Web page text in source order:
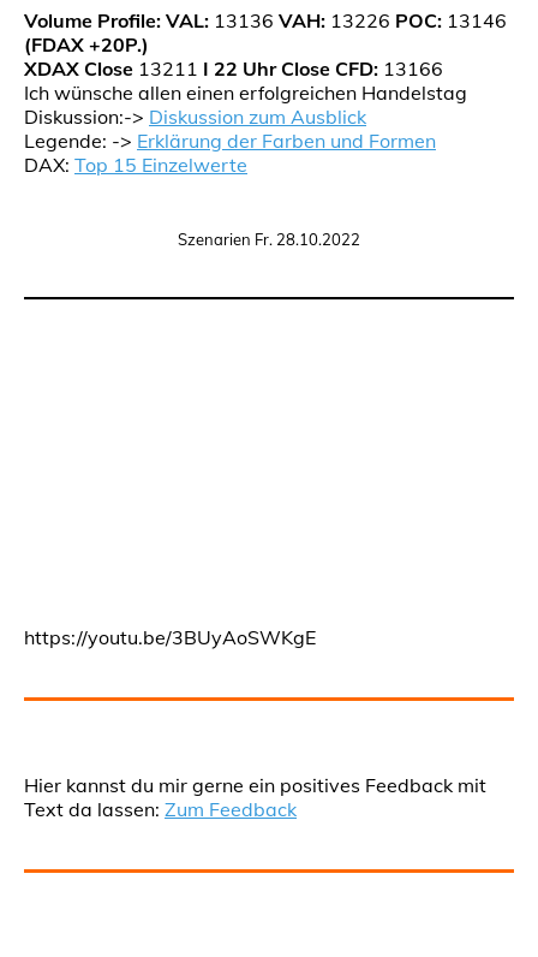
Volume Profile: VAL: 13136 VAH: 13226 POC: 13146
(FDAX +20P.)
XDAX Close 13211 I 22 Uhr Close CFD: 13166
Ich wünsche allen einen erfolgreichen Handelstag
Diskussion:-> Diskussion zum Ausblick
Legende: -> Erklärung der Farben und Formen
DAX: Top 15 Einzelwerte
Szenarien Fr. 28.10.2022
https://youtu.be/3BUyAoSWKgE
Hier kannst du mir gerne ein positives Feedback mit
Text da lassen: Zum Feedback